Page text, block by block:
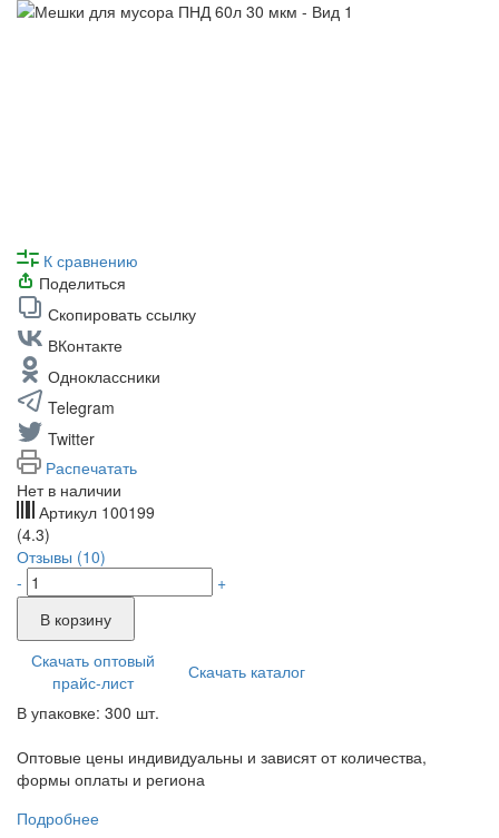
К сравнению
Поделиться
Скопировать ссылку
ВКонтакте
Одноклассники
Telegram
Twitter
Распечатать
Нет в наличии
Артикул 100199
(4.3)
Отзывы (10)
-
+
В корзину
Скачать оптовый
прайс-лист
Скачать каталог
В упаковке: 300 шт.
Оптовые цены индивидуальны и зависят от количества,
формы оплаты и региона
Подробнее